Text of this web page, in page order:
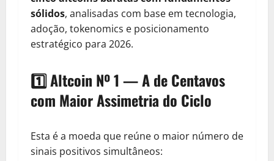
sólidos, analisadas com base em tecnologia,
adoção, tokenomics e posicionamento
estratégico para 2026.
1️⃣ Altcoin Nº 1 — A de Centavos
com Maior Assimetria do Ciclo
Esta é a moeda que reúne o maior número de
sinais positivos simultâneos: